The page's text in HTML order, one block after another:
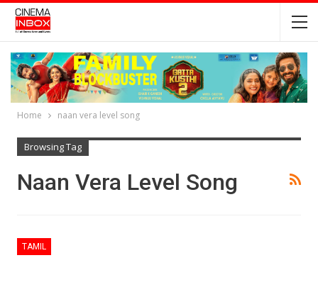
Home naan vera level song
Browsing Tag
Naan Vera Level Song
TAMIL